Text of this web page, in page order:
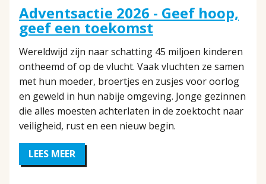
Adventsactie 2026 - Geef hoop,
geef een toekomst
Wereldwijd zijn naar schatting 45 miljoen kinderen
ontheemd of op de vlucht. Vaak vluchten ze samen
met hun moeder, broertjes en zusjes voor oorlog
en geweld in hun nabije omgeving. Jonge gezinnen
die alles moesten achterlaten in de zoektocht naar
veiligheid, rust en een nieuw begin.
LEES MEER
ADVENTSACTIE